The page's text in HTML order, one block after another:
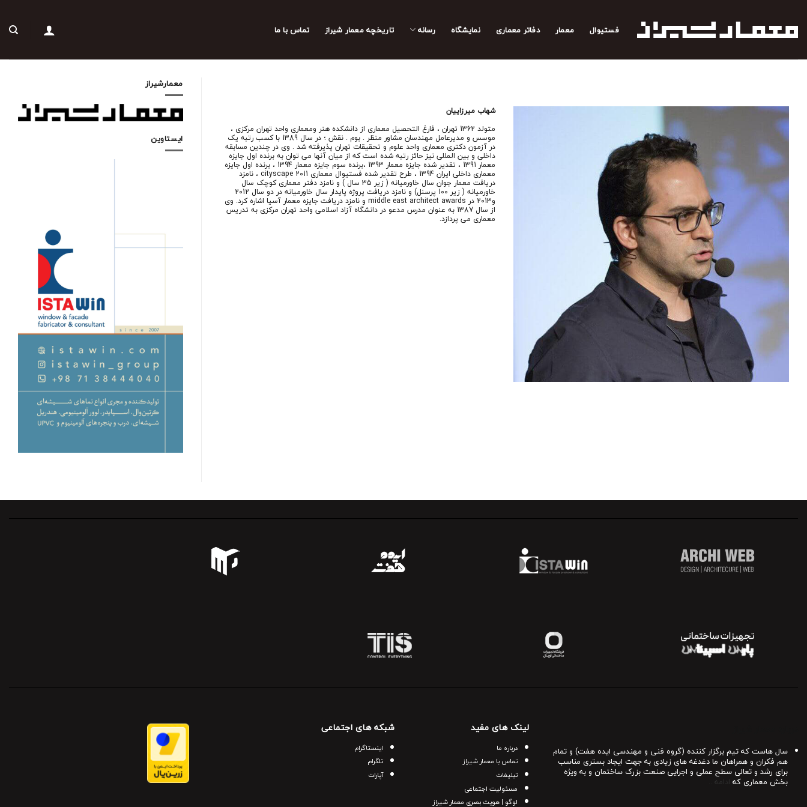
محتوا
فستیوال معمار دفاتر معماری نمایشگاه رسانه تاریخچه معمار‌‌ شیراز تماس با ما
شهاب میرزاییان
متولد 1362 تهران ، فارغ التحصیل معماری از دانشکده هنر ومعماری واحد تهران مرکزی ،
موسس و مدیرعامل مهندسان مشاور منظر . بوم . نقش ؛ در سال 1389 با کسب رتبه یک
در آزمون دکتری معماری واحد علوم و تحقیقات تهران پذیرفته شد . وی در چندین مسابقه
داخلی و بین المللی نیز حائز رتبه شده است که از میان آنها می توان به برنده اول جایزه
معمار 1391 ، تقدیر شده جایزه معمار 1393 ،برنده سوم جایزه معمار 1394 ، برنده اول جایزه
معماری داخلی ایران 1394 ، طرح تقدیر شده فستیوال معماری cityscape 2011 ، نامزد
دریافت معمار جوان سال خاورمیانه ( زیر 35 سال ) و نامزد دفتر معماری کوچک سال
خاورمیانه ( زیر 100 پرسنل) و نامزد دریافت پروژه پایدار سال خاورمیانه در دو سال 2012
و2013 در middle east architect awards و نامزد دریافت جایزه معمار آسیا اشاره کرد. وی
از سال 1387 به عنوان مدرس مدعو در دانشگاه آزاد اسلامی واحد تهران مرکزی به تدریس
معماری می پردازد.
معمارشیراز
ایستاوین
سال هاست که تیم برگزار کننده (گروه فنی و مهندسی ایده هفت) و تمام
هم فکران و همراهان ما دغدغه های زیادی به جهت ایجاد بستری مناسب
برای رشد و تعالی سطح عملی و اجرایی صنعت بزرک ساختمان و به ویژه
بخش معماری که ادامه ..
لینک های مفید
درباره ما
تماس با معمار شیراز
تبلیغات
مسئولیت اجتماعی
لوگو | هویت بصری معمار شیراز
شبکه های اجتماعی
اینستاگرام
تلگرام
آپارات